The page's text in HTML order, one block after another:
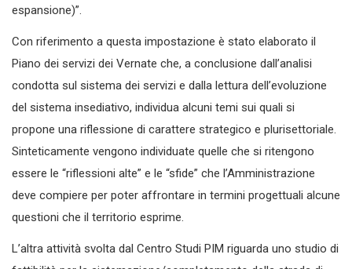
espansione)”.
Con riferimento a questa impostazione è stato elaborato il
Piano dei servizi dei Vernate che, a conclusione dall’analisi
condotta sul sistema dei servizi e dalla lettura dell’evoluzione
del sistema insediativo, individua alcuni temi sui quali si
propone una riflessione di carattere strategico e plurisettoriale.
Sinteticamente vengono individuate quelle che si ritengono
essere le “riflessioni alte” e le “sfide” che l’Amministrazione
deve compiere per poter affrontare in termini progettuali alcune
questioni che il territorio esprime.
L’altra attività svolta dal Centro Studi PIM riguarda uno studio di